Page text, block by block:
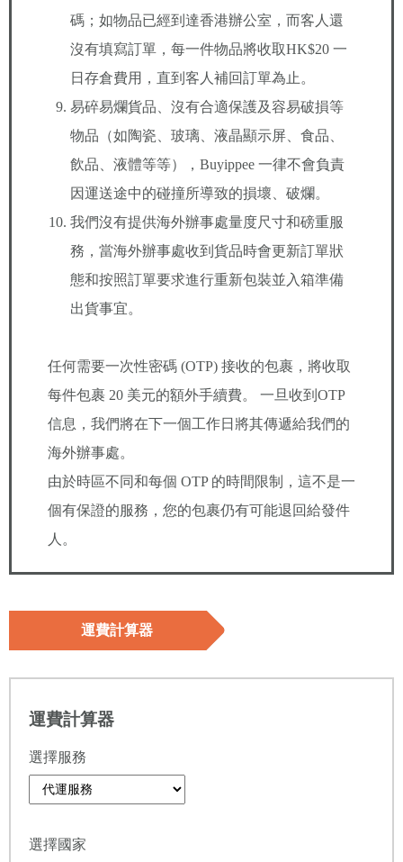
碼；如物品已經到達香港辦公室，而客人還
沒有填寫訂單，每一件物品將收取HK$20 一
日存倉費用，直到客人補回訂單為止。
易碎易爛貨品、沒有合適保護及容易破損等
物品（如陶瓷、玻璃、液晶顯示屏、食品、
飲品、液體等等），Buyippee 一律不會負責
因運送途中的碰撞所導致的損壞、破爛。
我們沒有提供海外辦事處量度尺寸和磅重服
務，當海外辦事處收到貨品時會更新訂單狀
態和按照訂單要求進行重新包裝並入箱準備
出貨事宜。
任何需要一次性密碼 (OTP) 接收的包裹，將收取
每件包裹 20 美元的額外手續費。 一旦收到OTP
信息，我們將在下一個工作日將其傳遞給我們的
海外辦事處。
由於時區不同和每個 OTP 的時間限制，這不是一
個有保證的服務，您的包裹仍有可能退回給發件
人。
運費計算器
運費計算器
選擇服務
選擇國家